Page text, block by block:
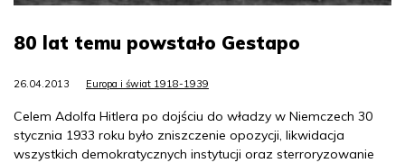
80 lat temu powstało Gestapo
26.04.2013 Europa i świat 1918-1939
Celem Adolfa Hitlera po dojściu do władzy w Niemczech 30
stycznia 1933 roku było zniszczenie opozycji, likwidacja
wszystkich demokratycznych instytucji oraz sterroryzowanie